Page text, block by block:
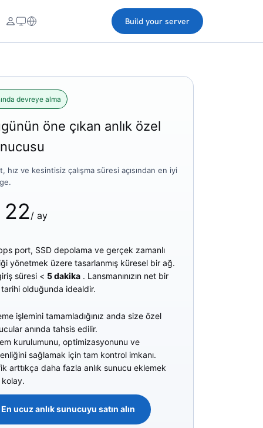
Build your server
devreye alma
öne çıkan anlık özel
hız ve kesintisiz çalışma süresi açısından en iyi
22/ ay
port, SSD depolama ve gerçek zamanlı
yönetmek üzere tasarlanmış küresel bir ağ.
süresi < 5 dakika. Lansmanınızın net bir
olduğunda idealdir.
işlemini tamamladığınız anda size özel
anında tahsis edilir.
kurulumunu, optimizasyonunu ve
sağlamak için tam kontrol imkanı.
arttıkça daha fazla anlık sunucu eklemek
En ucuz anlık sunucuyu satın alın